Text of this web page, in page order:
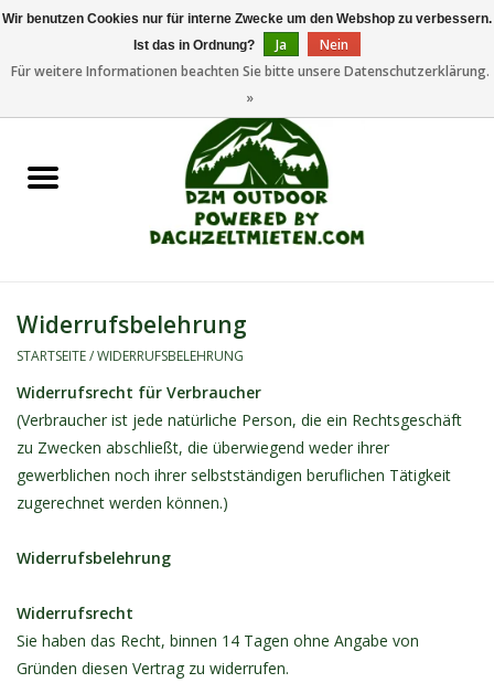
Dachzeltanhänger
Camping/Outdoor
Ersatzteile
Marken
Dachzelt Mieten
Widerrufsbelehrung
STARTSEITE/WIDERRUFSBELEHRUNG
Widerrufsrecht für Verbraucher
(Verbraucher ist jede natürliche Person, die ein Rechtsgeschäft
zu Zwecken abschließt, die überwiegend weder ihrer
gewerblichen noch ihrer selbstständigen beruflichen Tätigkeit
zugerechnet werden können.)
Widerrufsbelehrung
Widerrufsrecht
Sie haben das Recht, binnen 14 Tagen ohne Angabe von
Gründen diesen Vertrag zu widerrufen.
Wir benutzen Cookies nur für interne Zwecke um den Webshop zu verbessern.
Ist das in Ordnung?
Ja
Nein
Für weitere Informationen beachten Sie bitte unsere Datenschutzerklärung.
»